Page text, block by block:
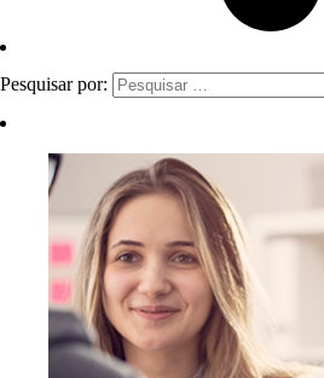
Pesquisar por: